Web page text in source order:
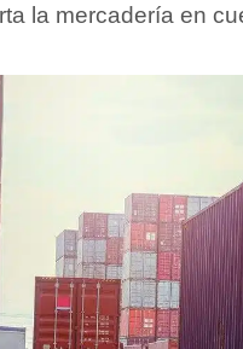
la mercadería en